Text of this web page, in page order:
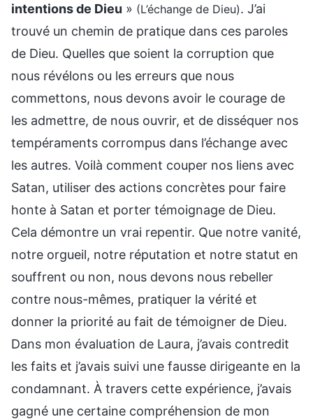
intentions de Dieu » (L’échange de Dieu). J’ai
trouvé un chemin de pratique dans ces paroles
de Dieu. Quelles que soient la corruption que
nous révélons ou les erreurs que nous
commettons, nous devons avoir le courage de
les admettre, de nous ouvrir, et de disséquer nos
tempéraments corrompus dans l’échange avec
les autres. Voilà comment couper nos liens avec
Satan, utiliser des actions concrètes pour faire
honte à Satan et porter témoignage de Dieu.
Cela démontre un vrai repentir. Que notre vanité,
notre orgueil, notre réputation et notre statut en
souffrent ou non, nous devons nous rebeller
contre nous-mêmes, pratiquer la vérité et
donner la priorité au fait de témoigner de Dieu.
Dans mon évaluation de Laura, j’avais contredit
les faits et j’avais suivi une fausse dirigeante en la
condamnant. À travers cette expérience, j’avais
gagné une certaine compréhension de mon